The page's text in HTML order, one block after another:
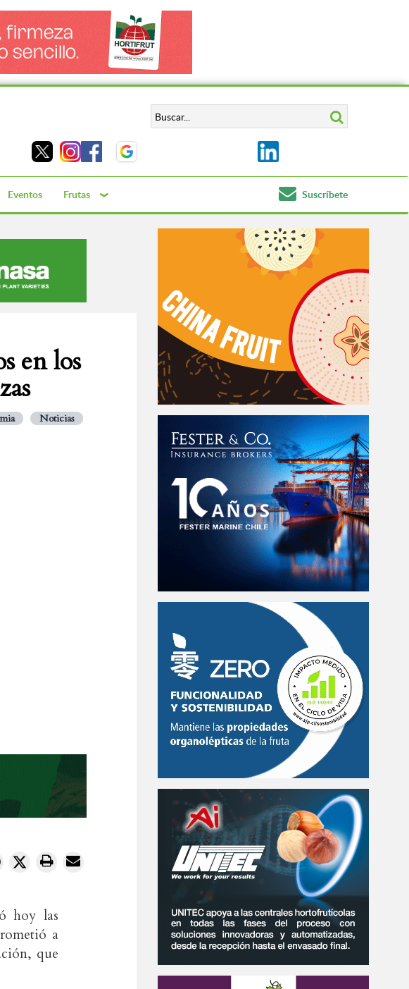
Eventos Frutas Suscríbete
en los
Noticias
WhatsApp
X
hoy las
a
que